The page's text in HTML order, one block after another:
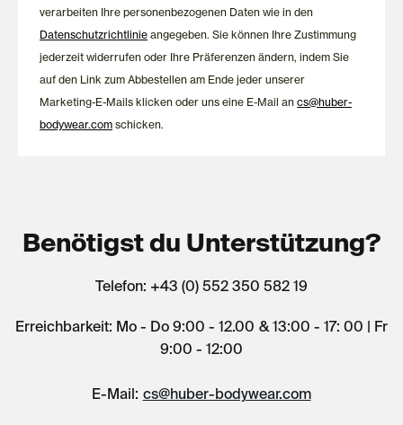
empfindlichem Gewebe oder Narben für hohen Tragekomfort.
So bietet die Kollektion eine komfortable und zuverlässige
Lösung für den Alltag.
verarbeiten Ihre personenbezogenen Daten wie in den
Datenschutzrichtlinie angegeben. Sie können Ihre Zustimmung
jederzeit widerrufen oder Ihre Präferenzen ändern, indem Sie
auf den Link zum Abbestellen am Ende jeder unserer
Marketing-E-Mails klicken oder uns eine E-Mail ancs@huber-
bodywear.com schicken.
Benötigst du Unterstützung?
Telefon: +43 (0) 552 350 582 19
Erreichbarkeit: Mo - Do 9:00 - 12.00 & 13:00 - 17: 00 | Fr
9:00 - 12:00
E-Mail: cs@huber-bodywear.com